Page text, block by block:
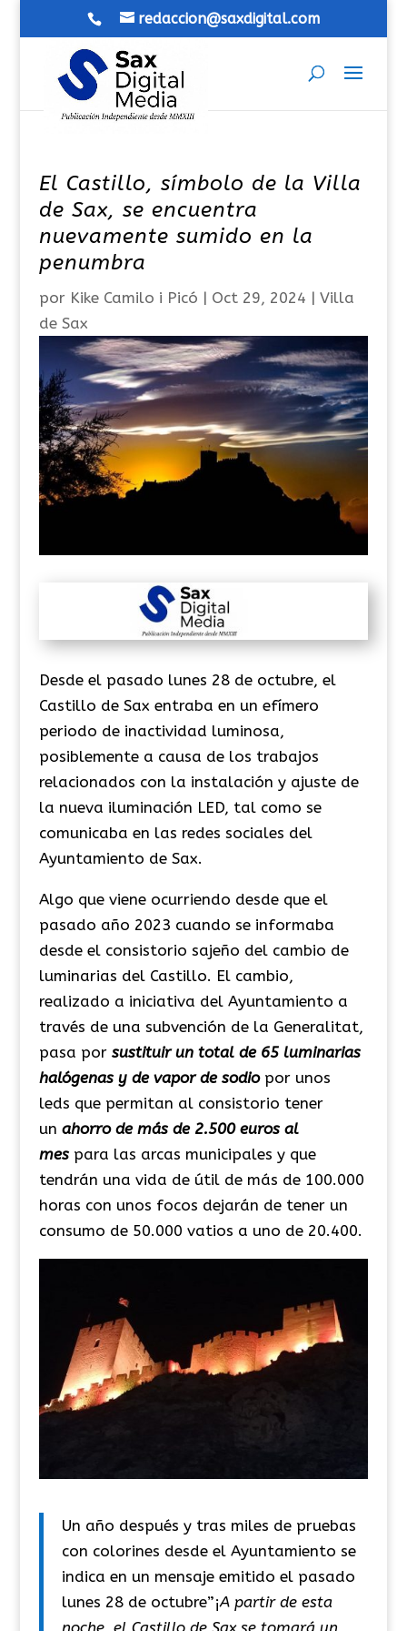
redaccion@saxdigital.com
El Castillo, símbolo de la Villa
de Sax, se encuentra
nuevamente sumido en la
penumbra
por Kike Camilo i Picó | Oct 29, 2024 | Villa
de Sax
Desde el pasado lunes 28 de octubre, el
Castillo de Sax entraba en un efímero
periodo de inactividad luminosa,
posiblemente a causa de los trabajos
relacionados con la instalación y ajuste de
la nueva iluminación LED, tal como se
comunicaba en las redes sociales del
Ayuntamiento de Sax.
Algo que viene ocurriendo desde que el
pasado año 2023 cuando se informaba
desde el consistorio sajeño del cambio de
luminarias del Castillo. El cambio,
realizado a iniciativa del Ayuntamiento a
través de una subvención de la Generalitat,
pasa por sustituir un total de 65 luminarias
halógenas y de vapor de sodio por unos
leds que permitan al consistorio tener
un ahorro de más de 2.500 euros al
mes para las arcas municipales y que
tendrán una vida de útil de más de 100.000
horas con unos focos dejarán de tener un
consumo de 50.000 vatios a uno de 20.400.
Un año después y tras miles de pruebas
con colorines desde el Ayuntamiento se
indica en un mensaje emitido el pasado
lunes 28 de octubre”¡A partir de esta
noche, el Castillo de Sax se tomará un